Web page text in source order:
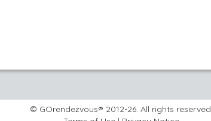
© GOrendezvous® 2012-26. All rights reserved.